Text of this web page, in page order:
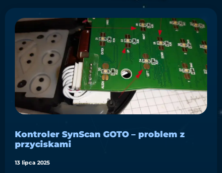
Kontroler SynScan GOTO – problem z
przyciskami
13 lipca 2025